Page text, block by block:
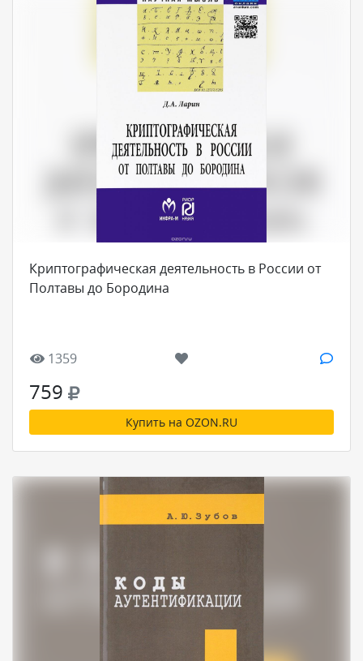
Криптографическая деятельность в России от
Полтавы до Бородина
1359
759
Купить на OZON.RU